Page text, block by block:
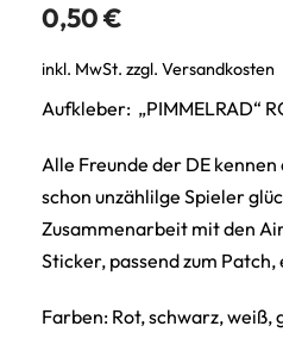
0,50€
inkl. MwSt. zzgl. Versandkosten
Aufkleber: „PIMMELRAD“
Alle Freunde der DE
schon unzählilge Spieler
Zusammenarbeit mit den
Sticker, passend zum
Farben: Rot, schwarz, weiß,